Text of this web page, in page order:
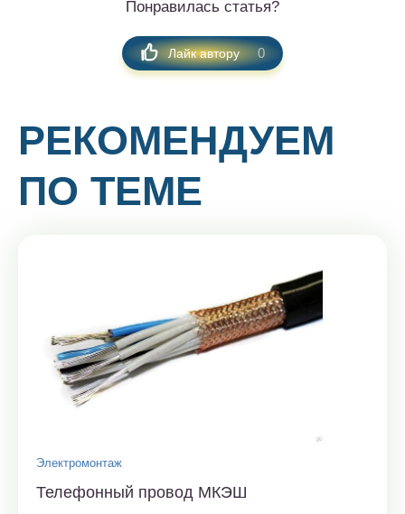
Понравилась статья?
Лайк автору 0
РЕКОМЕНДУЕМ
ПО ТЕМЕ
Электромонтаж
Телефонный провод МКЭШ